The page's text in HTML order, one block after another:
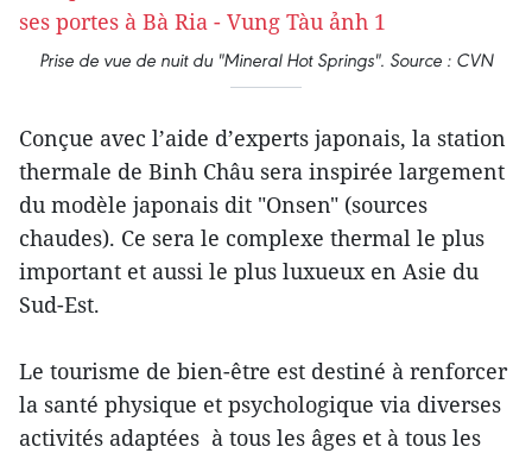
Prise de vue de nuit du "Mineral Hot Springs". Source : CVN
Conçue avec l’aide d’experts japonais, la station
thermale de Binh Châu sera inspirée largement
du modèle japonais dit "Onsen" (sources
chaudes). Ce sera le complexe thermal le plus
important et aussi le plus luxueux en Asie du
Sud-Est.
Le tourisme de bien-être est destiné à renforcer
la santé physique et psychologique via diverses
activités adaptées à tous les âges et à tous les